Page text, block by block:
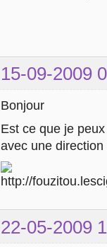
15-09-2009
Bonjour
Est ce que je
avec une
22-05-2009